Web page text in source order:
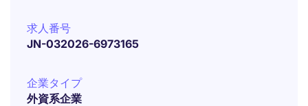
求人番号
JN-032026-6973165
企業タイプ
外資系企業